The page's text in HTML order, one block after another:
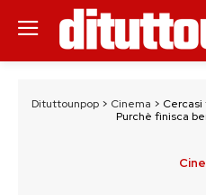
Dituttounpop> Cinema >
Purchè finisca